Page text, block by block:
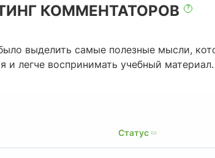
КОММЕНТАТОРОВ ?
выделить самые полезные мысли,
и легче воспринимать учебный
Статус